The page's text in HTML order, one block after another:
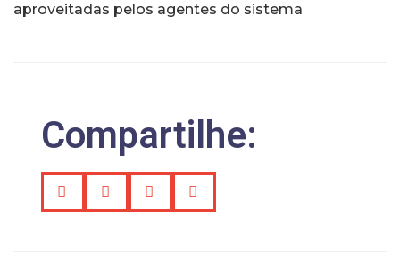
aproveitadas pelos agentes do sistema
Compartilhe: